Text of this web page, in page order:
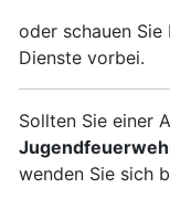
oder schauen Sie
Dienste vorbei.
Sollten Sie einer
wenden Sie sich